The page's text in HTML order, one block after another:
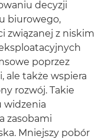
decyzji
biurowego,
związanej z niskim
poprzez
ale także wspiera
rozwój. Takie
widzenia
zasobami
Mniejszy pobór